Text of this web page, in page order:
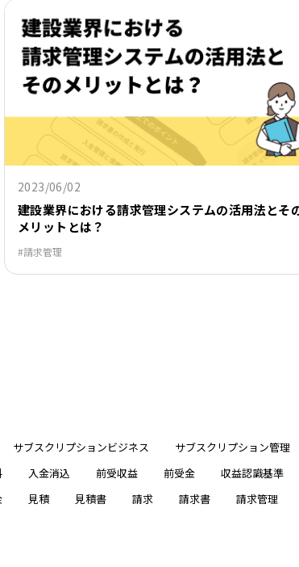
2023/06/02
建設業界における請求管理システムの活用法とそ
メリットとは？
請求管理
サブスクリプションビジネス
サブスクリプション管理
入金消込 前受収益 前受金
収益認識基準
見積 見積書 請求 請求書
請求管理